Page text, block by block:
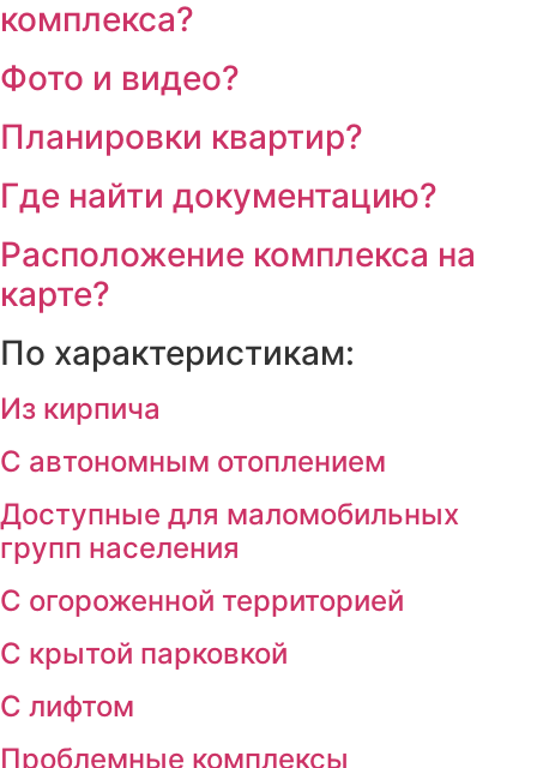
комплекса?
Фото и видео?
Планировки квартир?
Где найти документацию?
Расположение комплекса на
карте?
По характеристикам:
Из кирпича
С автономным отоплением
Доступные для маломобильных
групп населения
С огороженной территорией
С крытой парковкой
С лифтом
Проблемные комплексы